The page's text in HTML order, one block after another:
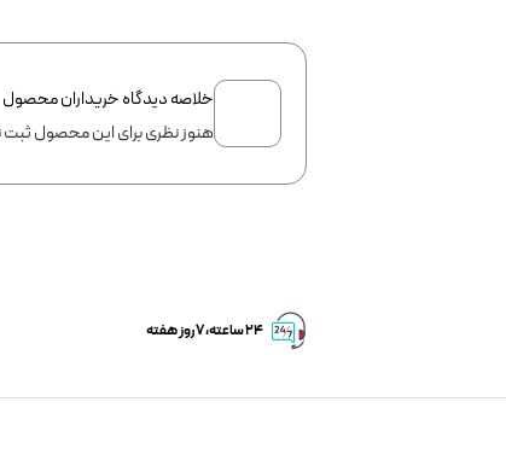
خلاصه دیدگاه خریداران محصول
هنوز نظری برای این محصول
۲۴ ساعته، ۷ روز هفته